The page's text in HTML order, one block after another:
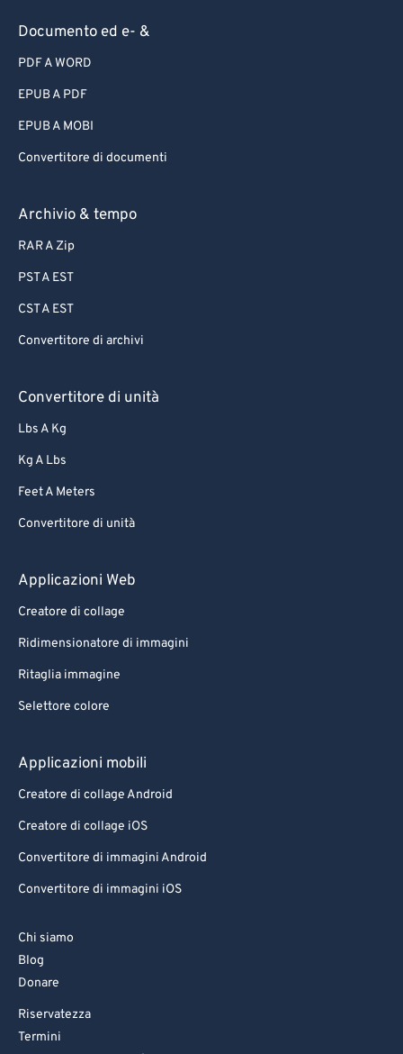
Documento ed e- &
PDF A WORD
EPUB A PDF
EPUB A MOBI
Convertitore di documenti
Archivio & tempo
RAR A Zip
PST A EST
CST A EST
Convertitore di archivi
Convertitore di unità
Lbs A Kg
Kg A Lbs
Feet A Meters
Convertitore di unità
Applicazioni Web
Creatore di collage
Ridimensionatore di immagini
Ritaglia immagine
Selettore colore
Applicazioni mobili
Creatore di collage Android
Creatore di collage iOS
Convertitore di immagini Android
Convertitore di immagini iOS
Chi siamo
Blog
Donare
Riservatezza
Termini